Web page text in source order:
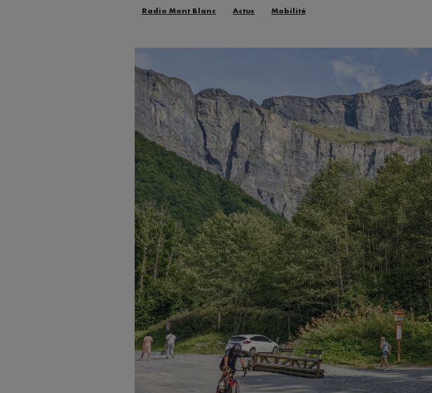
Radio Mont Blanc Actus Mobilité